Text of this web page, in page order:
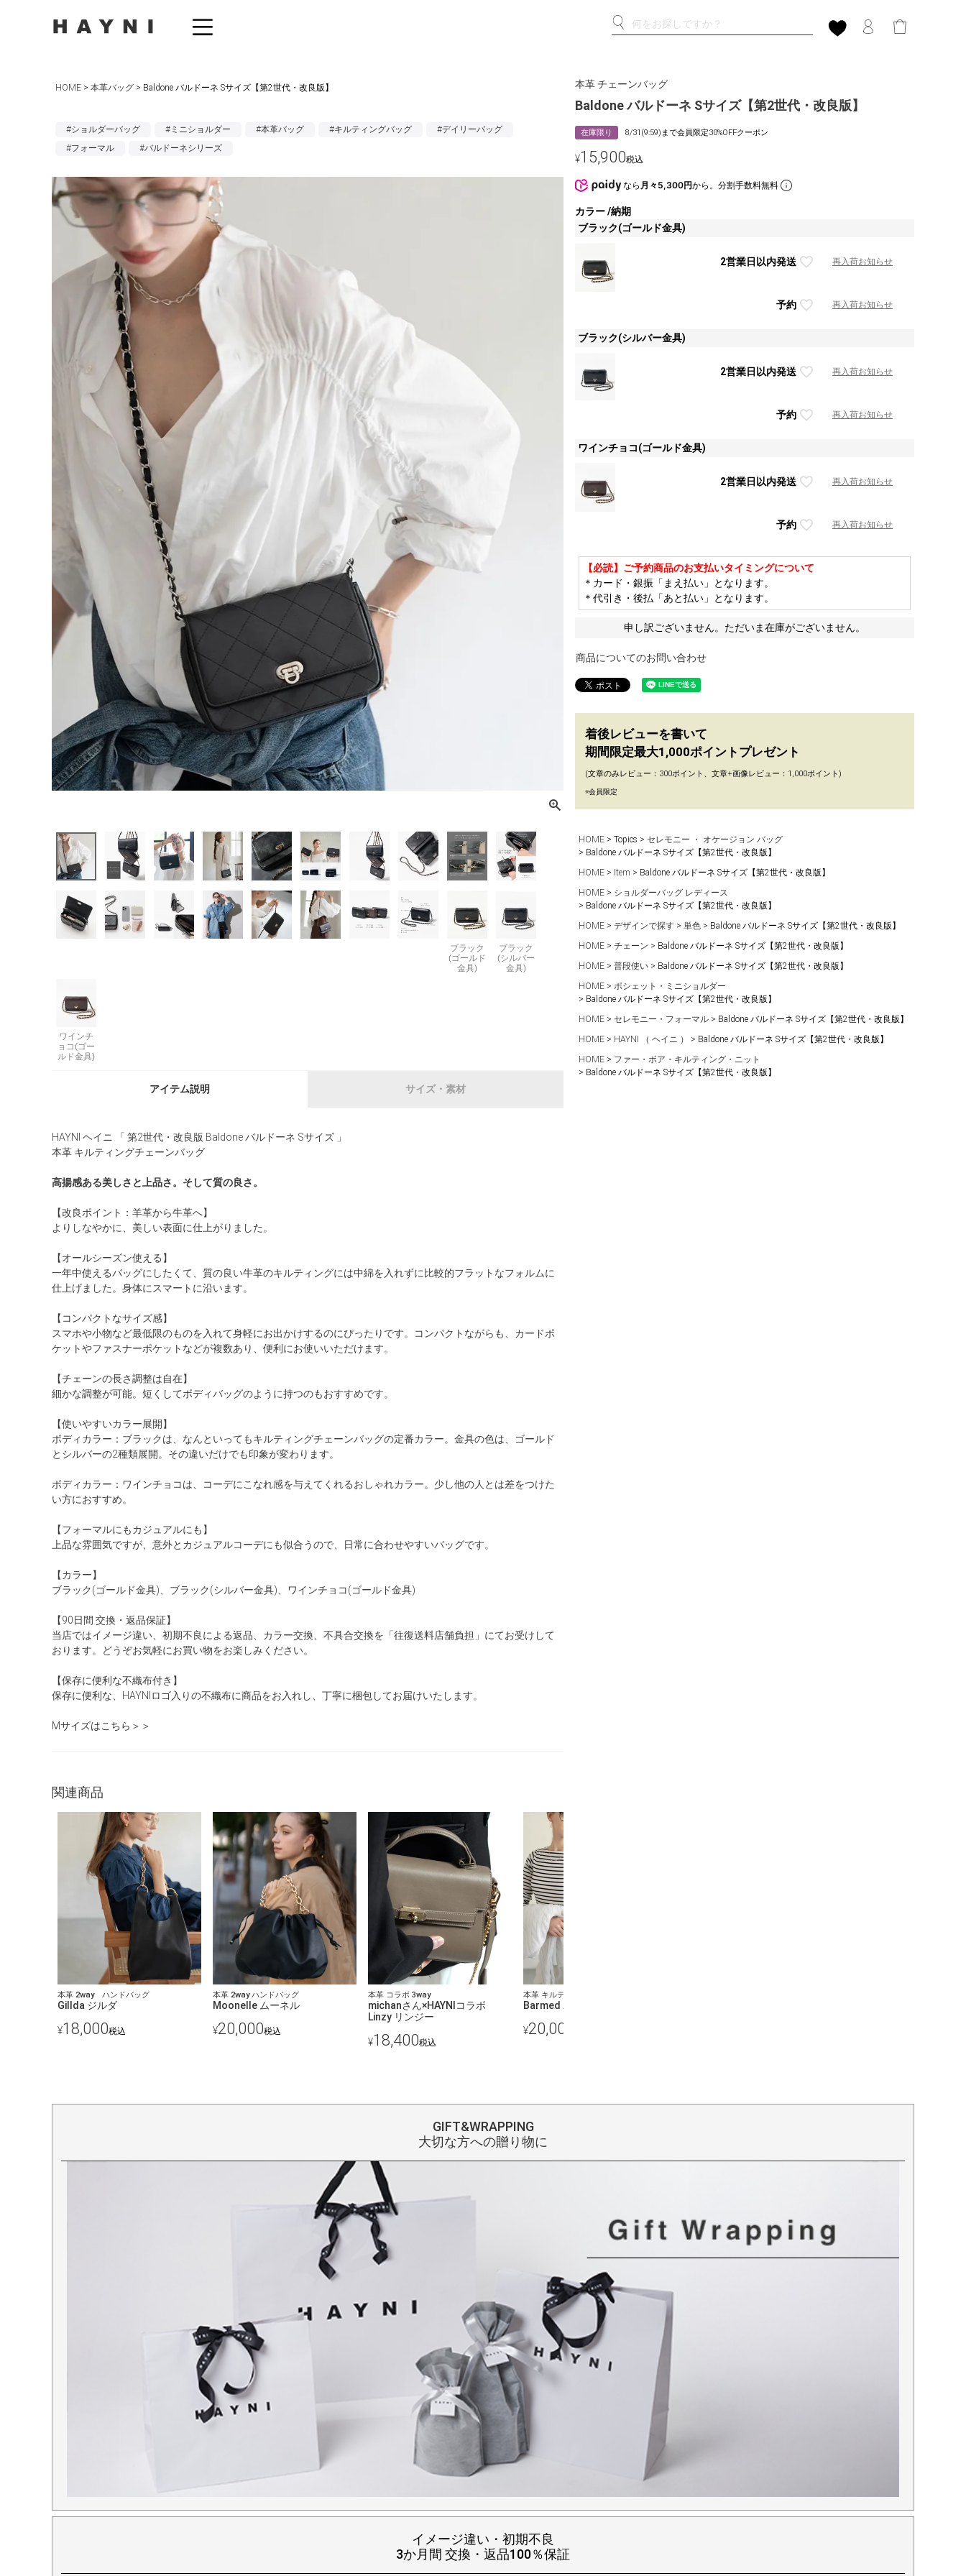
HOME 本革バッグ Baldone バルドーネ Sサイズ【第2世代・改良版】
#ショルダーバッグ #ミニショルダー #本革バッグ #キルティングバッグ
#デイリーバッグ
#フォーマル
#バルドーネシリーズ
ブラック
(ゴールド
金具)
ブラック
(シルバー
金具)
ワインチ
ョコ(ゴー
ルド金具)
アイテム説明 サイズ・素材
HAYNI ヘイニ 「 第2世代・改良版 Baldone バルドーネ Sサイズ 」
本革 キルティングチェーンバッグ
高揚感ある美しさと上品さ。そして質の良さ。
【改良ポイント：羊革から牛革へ】
よりしなやかに、美しい表面に仕上がりました。
【オールシーズン使える】
一年中使えるバッグにしたくて、質の良い牛革のキルティングには中綿を入れずに比較的フラットなフォルムに
仕上げました。身体にスマートに沿います。
【コンパクトなサイズ感】
スマホや小物など最低限のものを入れて身軽にお出かけするのにぴったりです。コンパクトながらも、カードポ
ケットやファスナーポケットなどが複数あり、便利にお使いいただけます。
【チェーンの長さ調整は自在】
細かな調整が可能。短くしてボディバッグのように持つのもおすすめです。
【使いやすいカラー展開】
ボディカラー：ブラックは、なんといってもキルティングチェーンバッグの定番カラー。金具の色は、ゴールド
とシルバーの2種類展開。その違いだけでも印象が変わります。
ボディカラー：ワインチョコは、コーデにこなれ感を与えてくれるおしゃれカラー。少し他の人とは差をつけた
い方におすすめ。
【フォーマルにもカジュアルにも】
上品な雰囲気ですが、意外とカジュアルコーデにも似合うので、日常に合わせやすいバッグです。
【カラー】
ブラック(ゴールド金具)、ブラック(シルバー金具)、ワインチョコ(ゴールド金具)
【90日間 交換・返品保証】
当店ではイメージ違い、初期不良による返品、カラー交換、不具合交換を「往復送料店舗負担」にてお受けして
おります。どうぞお気軽にお買い物をお楽しみください。
【保存に便利な不織布付き】
保存に便利な、HAYNIロゴ入りの不織布に商品をお入れし、丁寧に梱包してお届けいたします。
Mサイズはこちら＞＞
関連商品
本革 2way ハンドバッグ
Gillda ジルダ
¥18,000税込
本革 2way ハンドバッグ
Moonelle ムーネル
¥20,000税込
本革 コラボ 3way
michanさん×HAYNIコラボ
Linzy リンジー
¥18,400税込
本革 キルティング チェーンバッグ
Barmed バルメド
¥20,000
本革 チェーンバッグ
Baldone バルドーネ Sサイズ【第2世代・改良版】
在庫限り 8/31(9:59)まで会員限定30%OFFクーポン
¥15,900税込
なら 月々5,300円から。分割手数料無料
カラー 納期
ブラック(ゴールド金具)
2営業日以内発送 再入荷お知らせ
予約 再入荷お知らせ
ブラック(シルバー金具)
2営業日以内発送 再入荷お知らせ
予約 再入荷お知らせ
ワインチョコ(ゴールド金具)
2営業日以内発送 再入荷お知らせ
予約 再入荷お知らせ
【必読】ご予約商品のお支払いタイミングについて
＊カード・銀振「まえ払い」となります。
＊代引き・後払「あと払い」となります。
申し訳ございません。ただいま在庫がございません。
商品についてのお問い合わせ
着後レビューを書いて
期間限定最大1,000ポイントプレゼント
(文章のみレビュー：300ポイント、文章+画像レビュー：1,000ポイント)
※会員限定
HOME Topics
セレモニー ・ オケージョン バッグ
Baldone バルドーネ Sサイズ【第2世代・改良版】
HOME
Item
Baldone バルドーネ Sサイズ【第2世代・改良版】
HOME
ショルダーバッグ レディース
Baldone バルドーネ Sサイズ【第2世代・改良版】
HOME
デザインで探す 単色
Baldone バルドーネ Sサイズ【第2世代・改良版】
HOME
チェーン
Baldone バルドーネ Sサイズ【第2世代・改良版】
HOME
普段使い
Baldone バルドーネ Sサイズ【第2世代・改良版】
HOME
ポシェット・ミニショルダー
Baldone バルドーネ Sサイズ【第2世代・改良版】
HOME
セレモニー・フォーマル
Baldone バルドーネ Sサイズ【第2世代・改良版】
HOME
HAYNI （ ヘイニ ）
Baldone バルドーネ Sサイズ【第2世代・改良版】
HOME
ファー・ボア・キルティング・ニット
Baldone バルドーネ Sサイズ【第2世代・改良版】
GIFT&WRAPPING
大切な方への贈り物に
イメージ違い・初期不良
3か月間 交換・返品100％保証